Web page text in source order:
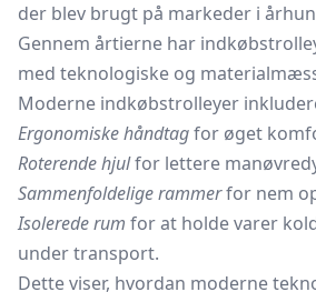
der blev brugt på markeder i
Gennem årtierne har
med teknologiske og
Moderne indkøbstrolleyer
Ergonomiske håndtagfor øget
Roterende hjulfor lettere
Sammenfoldelige rammerfor nem
Isolerede rum for at holde varer
under transport.
Dette viser, hvordan moderne